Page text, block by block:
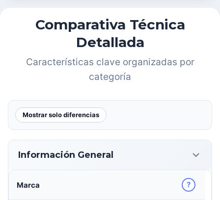
Comparativa Técnica
Detallada
Características clave organizadas por
categoría
Mostrar solo diferencias
Información General
Marca ?